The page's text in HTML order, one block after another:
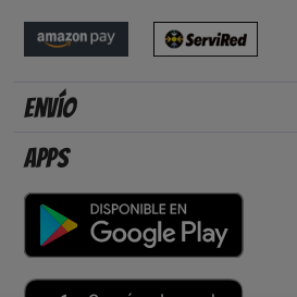
Envío
Apps